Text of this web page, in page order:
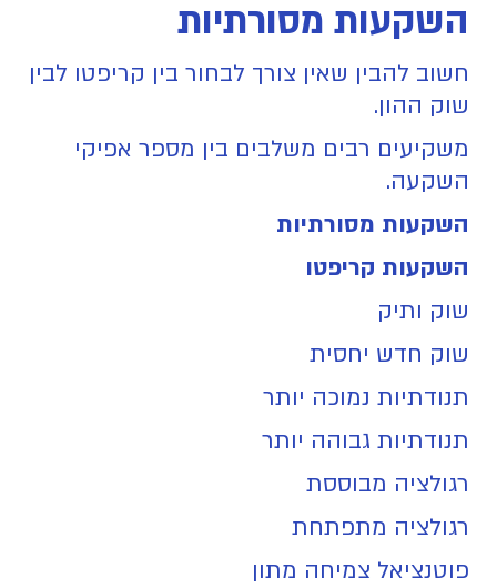
השקעות מסורתיות
חשוב להבין שאין צורך לבחור בין קריפטו לבין
שוק ההון.
משקיעים רבים משלבים בין מספר אפיקי
השקעה.
השקעות מסורתיות
השקעות קריפטו
שוק ותיק
שוק חדש יחסית
תנודתיות נמוכה יותר
תנודתיות גבוהה יותר
רגולציה מבוססת
רגולציה מתפתחת
פוטנציאל צמיחה מתון